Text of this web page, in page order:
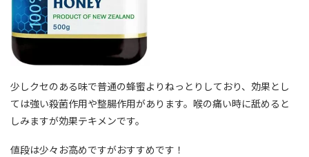
少しクセのある味で普通の蜂蜜よりねっとりしており、効果とし
ては強い殺菌作用や整腸作用があります。喉の痛い時に舐めると
しみますが効果テキメンです。
値段は少々お高めですがおすすめです！